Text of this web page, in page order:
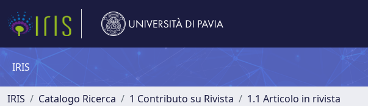
IRIS
IRIS Catalogo Ricerca 1 Contributo su Rivista 1.1 Articolo in rivista